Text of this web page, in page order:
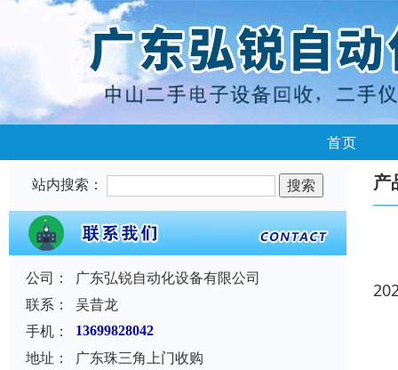
首页
站内搜索：
公司：
广东弘锐自动化设备有限公司
联系：
吴昔龙
手机：
13699828042
地址：
广东珠三角上门收购
产